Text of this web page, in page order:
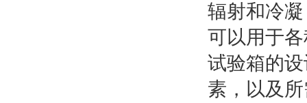
辐射和冷
可以用于
试验箱的
素，以及